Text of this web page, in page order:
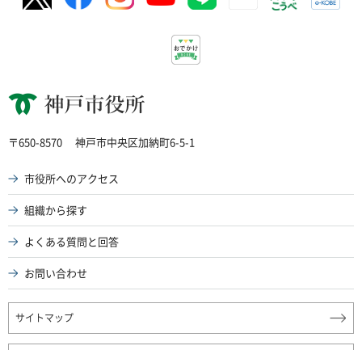
神戸市役所
〒650-8570 神戸市中央区加納町6-5-1
市役所へのアクセス
組織から探す
よくある質問と回答
お問い合わせ
サイトマップ